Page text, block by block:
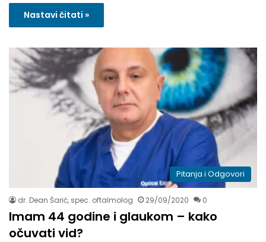
Nastavi čitati »
Pitanja i Odgovori
dr. Dean Šarić, spec. oftalmolog 29/09/2020 0
Imam 44 godine i glaukom – kako
očuvati vid?